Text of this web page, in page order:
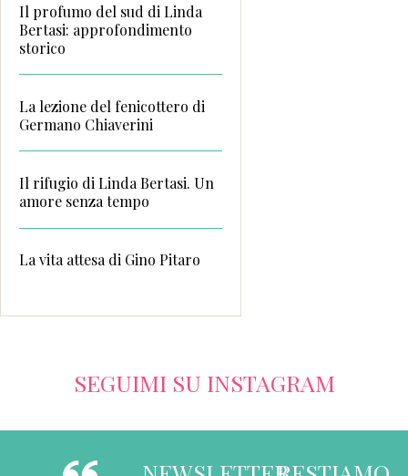
Il profumo del sud di Linda
Bertasi: approfondimento
storico
La lezione del fenicottero di
Germano Chiaverini
Il rifugio di Linda Bertasi. Un
amore senza tempo
La vita attesa di Gino Pitaro
SEGUIMI SU INSTAGRAM